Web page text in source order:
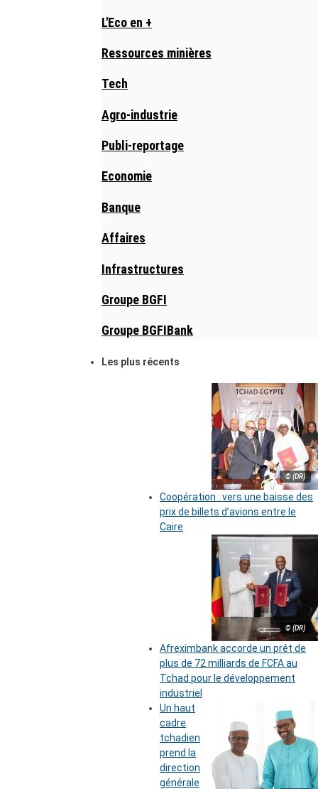
L'Eco en +
Ressources minières
Tech
Agro-industrie
Publi-reportage
Economie
Banque
Affaires
Infrastructures
Groupe BGFI
Groupe BGFIBank
Les plus récents
© (DR)
Coopération : vers une baisse des
prix de billets d’avions entre le
Caire
© (DR)
Afreximbank accorde un prêt de
plus de 72 milliards de FCFA au
Tchad pour le développement
industriel
Un haut
cadre
tchadien
prend la
direction
générale